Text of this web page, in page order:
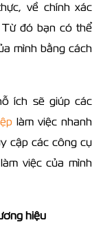
về chính xác
Từ đó bạn có thể
mình bằng cách
ích sẽ giúp các
làm việc nhanh
cập các công cụ
việc của mình
hiệu